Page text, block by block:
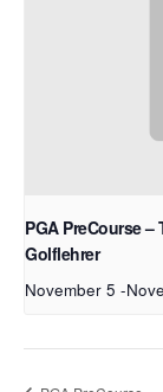
PGA PreCourse
Golflehrer
November 5 -